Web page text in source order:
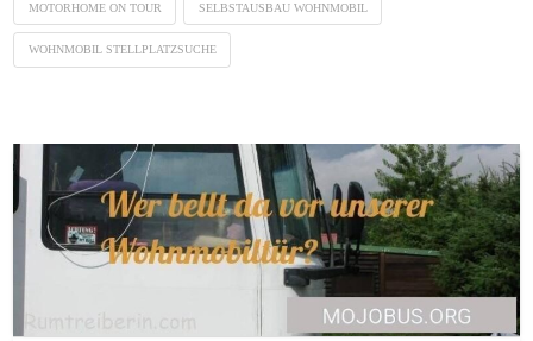
MOTORHOME ON TOUR SELBSTAUSBAU WOHNMOBIL
WOHNMOBIL STELLPLATZSUCHE